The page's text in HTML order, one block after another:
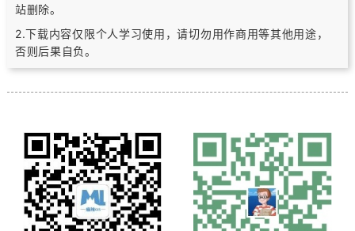
站删除。
2.下载内容仅限个人学习使用，请切勿用作商用等其他用途，
否则后果自负。